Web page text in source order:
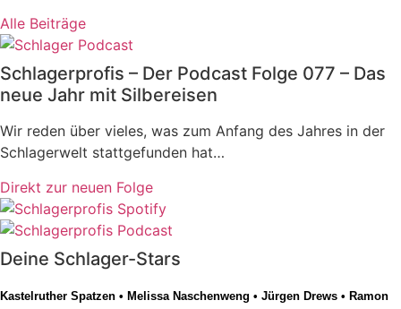
Alle Beiträge
Schlagerprofis – Der Podcast Folge 077 – Das
neue Jahr mit Silbereisen
Wir reden über vieles, was zum Anfang des Jahres in der
Schlagerwelt stattgefunden hat…
Direkt zur neuen Folge
Deine Schlager-Stars
Kastelruther Spatzen • Melissa Naschenweng • Jürgen Drews • Ramon